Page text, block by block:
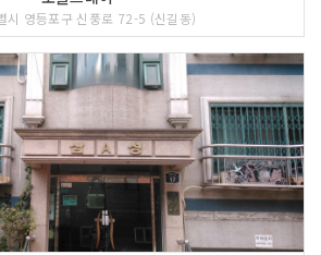
시 영등포구 신풍로 72-5 (신길동)